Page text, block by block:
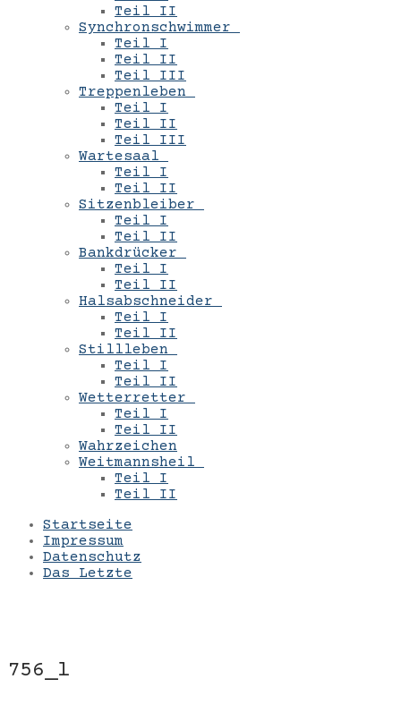
Teil II
Synchronschwimmer
Teil I
Teil II
Teil III
Treppenleben
Teil I
Teil II
Teil III
Wartesaal
Teil I
Teil II
Sitzenbleiber
Teil I
Teil II
Bankdrücker
Teil I
Teil II
Halsabschneider
Teil I
Teil II
Stillleben
Teil I
Teil II
Wetterretter
Teil I
Teil II
Wahrzeichen
Weitmannsheil
Teil I
Teil II
Startseite
Impressum
Datenschutz
Das Letzte
756_l